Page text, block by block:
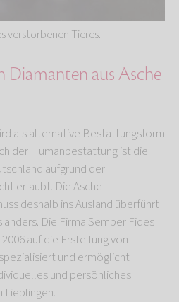
verstorbenen Tieres.
Diamanten aus Asche
als alternative Bestattungsform
der Humanbestattung ist die
aufgrund der
erlaubt. Die Asche
deshalb ins Ausland überführt
Die Firma Semper Fides
auf die Erstellung von
und ermöglicht
und persönliches
Lieblingen.